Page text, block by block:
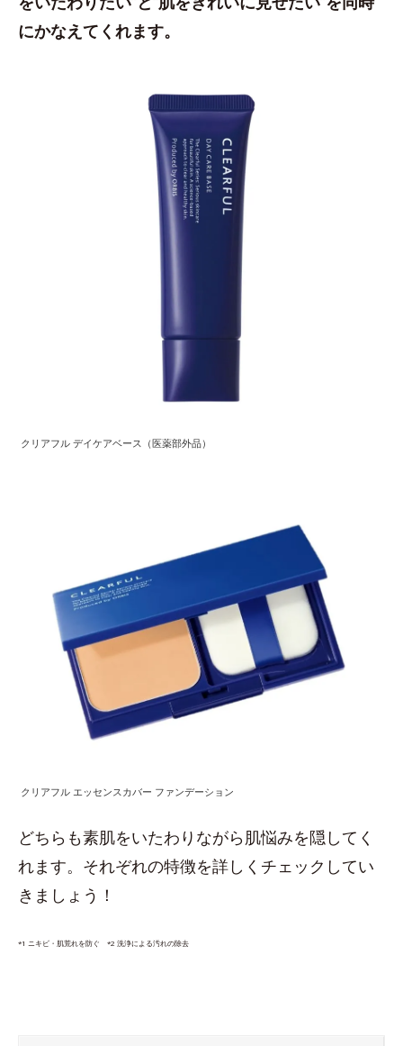
にかなえてくれます。
クリアフル デイケアベース（医薬部外品）
クリアフル エッセンスカバー ファンデーション
どちらも素肌をいたわりながら肌悩みを隠してく
れます。それぞれの特徴を詳しくチェックしてい
きましょう！
*1 ニキビ・肌荒れを防ぐ *2 洗浄による汚れの除去